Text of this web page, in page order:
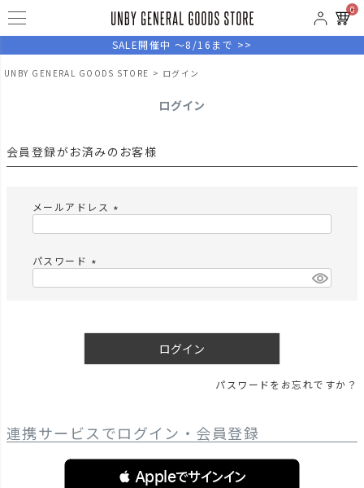
0
SALE開催中 ～8/16まで >>
UNBY GENERAL GOODS STORE ログイン
ログイン
会員登録がお済みのお客様
メールアドレス
)
パスワード
ログイン
パスワードをお忘れですか？
連携サービスでログイン・会員登録
 Appleでサインイン